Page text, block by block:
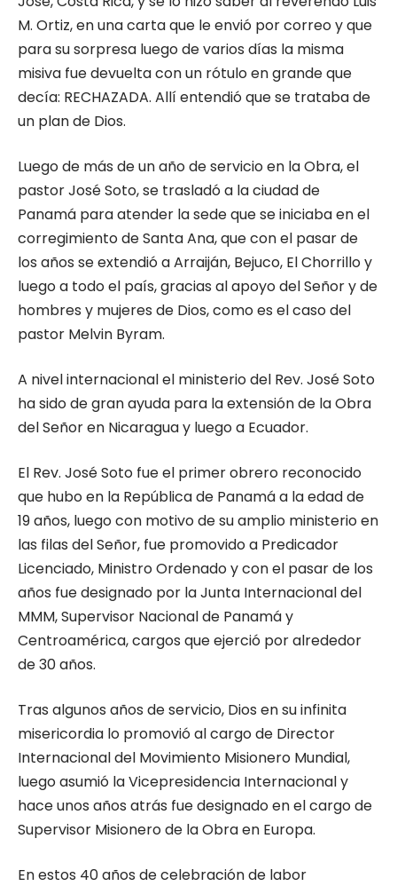
M. Ortiz, en una carta que le envió por correo y que
para su sorpresa luego de varios días la misma
misiva fue devuelta con un rótulo en grande que
decía: RECHAZADA. Allí entendió que se trataba de
un plan de Dios.
Luego de más de un año de servicio en la Obra, el
pastor José Soto, se trasladó a la ciudad de
Panamá para atender la sede que se iniciaba en el
corregimiento de Santa Ana, que con el pasar de
los años se extendió a Arraiján, Bejuco, El Chorrillo y
luego a todo el país, gracias al apoyo del Señor y de
hombres y mujeres de Dios, como es el caso del
pastor Melvin Byram.
A nivel internacional el ministerio del Rev. José Soto
ha sido de gran ayuda para la extensión de la Obra
del Señor en Nicaragua y luego a Ecuador.
El Rev. José Soto fue el primer obrero reconocido
que hubo en la República de Panamá a la edad de
19 años, luego con motivo de su amplio ministerio en
las filas del Señor, fue promovido a Predicador
Licenciado, Ministro Ordenado y con el pasar de los
años fue designado por la Junta Internacional del
MMM, Supervisor Nacional de Panamá y
Centroamérica, cargos que ejerció por alrededor
de 30 años.
Tras algunos años de servicio, Dios en su infinita
misericordia lo promovió al cargo de Director
Internacional del Movimiento Misionero Mundial,
luego asumió la Vicepresidencia Internacional y
hace unos años atrás fue designado en el cargo de
Supervisor Misionero de la Obra en Europa.
En estos 40 años de celebración de labor